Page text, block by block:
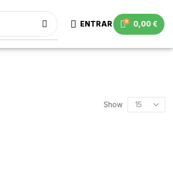
ENTRAR 0 0,00 €
Show